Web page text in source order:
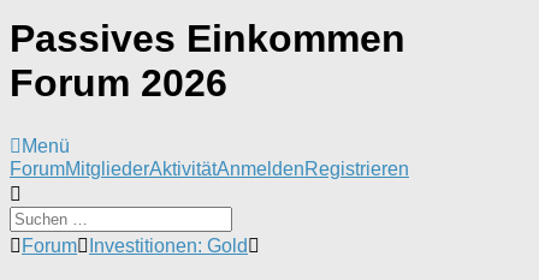
Passives Einkommen
Forum 2026
Menü
Forum-
Navigation
ForumMitgliederAktivitätAnmeldenRegistrieren
Forum-
Forum Investitionen: Gold